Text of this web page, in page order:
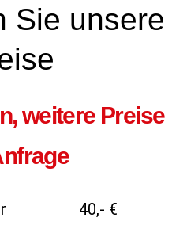
Sie unsere
weitere Preise
40,- €